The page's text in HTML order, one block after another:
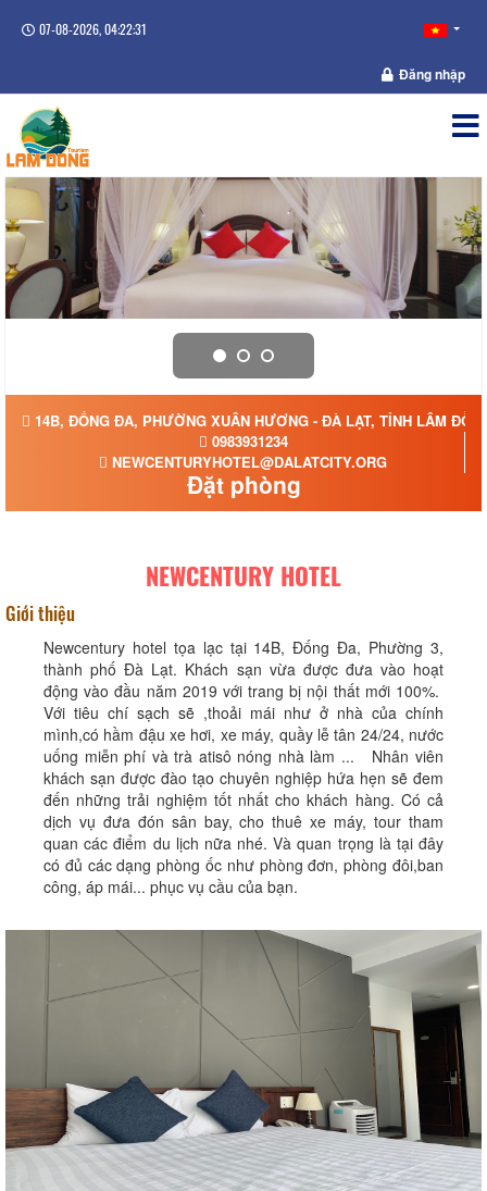
07-08-2026, 04:22:31
Đăng nhập
14B, ĐỐNG ĐA, PHƯỜNG XUÂN HƯƠNG - ĐÀ LẠT, TỈNH LÂM
0983931234
NEWCENTURYHOTEL@DALATCITY.ORG
Đặt phòng
NEWCENTURY HOTEL
Giới thiệu
Newcentury hotel tọa lạc tại 14B, Đống Đa, Phường 3,
thành phố Đà Lạt. Khách sạn vừa được đưa vào hoạt
động vào đầu năm 2019 với trang bị nội thất mới 100%.
Với tiêu chí sạch sẽ ,thoải mái như ở nhà của chính
mình,có hầm đậu xe hơi, xe máy, quầy lễ tân 24/24, nước
uống miễn phí và trà atisô nóng nhà làm ... Nhân viên
khách sạn được đào tạo chuyên nghiệp hứa hẹn sẽ đem
đến những trải nghiệm tốt nhất cho khách hàng. Có cả
dịch vụ đưa đón sân bay, cho thuê xe máy, tour tham
quan các điểm du lịch nữa nhé. Và quan trọng là tại đây
có đủ các dạng phòng ốc như phòng đơn, phòng đôi,ban
công, áp mái... phục vụ cầu của bạn.